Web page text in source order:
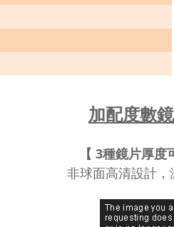
加配度數
【 3種鏡片厚度
非球面高清設計